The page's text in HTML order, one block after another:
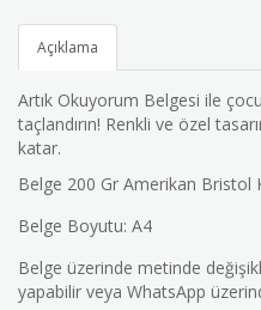
Açıklama
Artık Okuyorum Belgesi ile
taçlandırın! Renkli ve özel
katar.
Belge 200 Gr Amerikan Bristol
Belge Boyutu: A4
Belge üzerinde metinde
yapabilir veya WhatsApp